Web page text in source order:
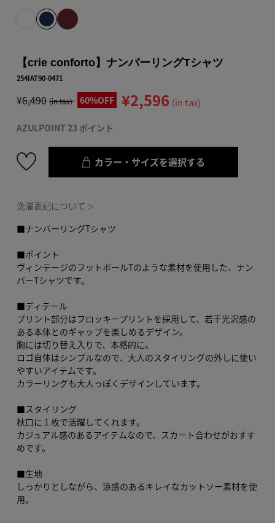
【crie conforto】ナンバーリングTシャツ
254IAT90-0471
¥6,490 (in tax) 60%OFF ¥2,596 (in tax)
AZULPOINT 23 ポイント
カラー・サイズを選択する
洗濯表記について ＞
■ナンバーリングTシャツ
■ポイント
ヴィンテージのフットボールTのような素材を使用した、ナン
バーTシャツです。
■ディテール
プリント部分はフロッキープリントを採用して、若干光沢感の
ある本体とのギャップを楽しめるデザイン。
胸には切り替え入りで、本格的に。
ロゴ自体はシンプルなので、大人のスタイリングの外しに使い
やすいアイテムです。
カラーリングも大人っぽくデザインしています。
■スタイリング
秋口に１枚で活躍してくれます。
カジュアル感のあるアイテムなので、スカート合わせがおすす
めです。
■生地
しっかりとしながら、涼感のあるキレイなカットソー素材を使
用。